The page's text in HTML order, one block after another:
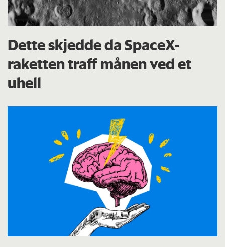
Dette skjedde da SpaceX-
raketten traff månen ved et
uhell